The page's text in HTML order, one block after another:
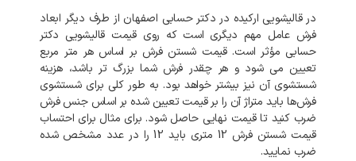
در قالیشویی ارکیده در دکتر حسابی اصفهان از طرف دیگر ابعاد
فرش عامل مهم دیگری است که روی قیمت قالیشویی دکتر
حسابی مؤثر است.قیمت شستن فرش بر اساس هر متر مربع
تعیین می شود و هر چقدر فرش شما بزرگ تر باشد، هزینه
شستشوی آن نیز بیشتر خواهد بود. به طور کلی برای شستشوی
فرش‌ها باید متراژآن را بر قیمت تعیین شده بر اساس جنس فرش
ضرب کنید تا قیمت نهایی حاصل شود. برای مثال برای احتساب
قیمت شستن فرش متری باید12 را در عدد مشخص شده
ضرب نمایید.